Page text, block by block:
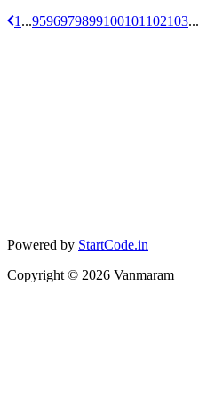
1 ...9596979899100101 102103...
Powered by StartCode.in
Copyright © 2026 Vanmaram